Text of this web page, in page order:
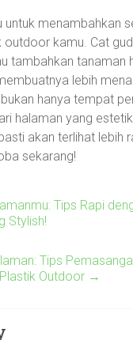
untuk menambahkan
outdoor kamu. Cat
tambahkan tanaman
lebih
hanya tempat
halaman yang
akan terlihat lebih
sekarang!
Tips Rapi
Stylish!
Tips
Outdoor →